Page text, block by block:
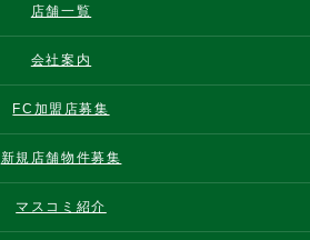
店舗一覧
会社案内
FC加盟店募集
新規店舗物件募集
マスコミ紹介